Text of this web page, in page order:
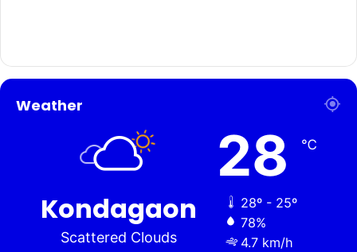
Weather
Kondagaon
Scattered Clouds
28 ℃
28º - 25º
78%
4.7 km/h